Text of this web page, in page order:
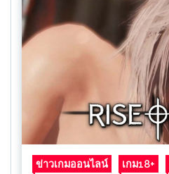
ข่าวเกมออนไลน์ เกม18+